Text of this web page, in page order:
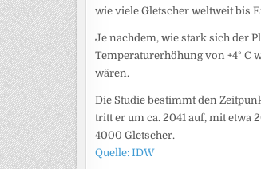
wie viele Gletscher weltweit bis
Je nachdem, wie stark sich der
Temperaturerhöhung von +4° C
wären.
Die Studie bestimmt den
tritt er um ca. 2041 auf, mit etwa
4000 Gletscher.
Quelle: IDW